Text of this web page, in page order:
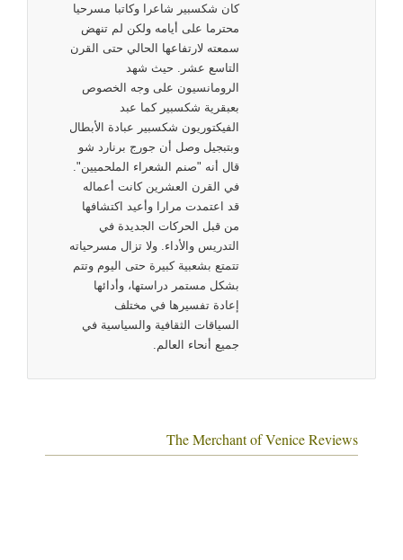
كان شكسبير شاعرا وكاتبا مسرحيا
محترما على أيامه ولكن لم تنهض
سمعته لارتفاعها الحالي حتى القرن
التاسع عشر. حيث شهد
الرومانسيون على وجه الخصوص
بعبقرية شكسبير كما عبد
الفيكتوريون شكسبير عبادة الأبطال
وبتبجيل وصل أن جورج برنارد شو
قال أنه "صنم الشعراء الملحميين".
في القرن العشرين كانت أعماله
قد اعتمدت مرارا وأعيد اكتشافها
من قبل الحركات الجديدة في
التدريس والأداء. ولا تزال مسرحياته
تتمتع بشعبية كبيرة حتى اليوم وتتم
بشكل مستمر دراستها، وأدائها
إعادة تفسيرها في مختلف
السياقات الثقافية والسياسية في
جميع أنحاء العالم.
The Merchant of Venice Reviews